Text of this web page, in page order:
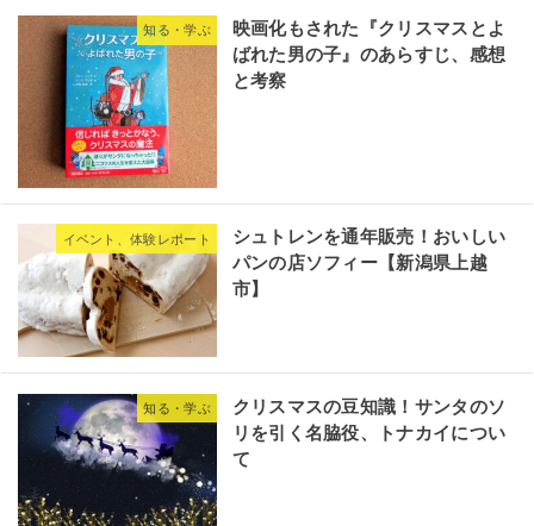
知る・学ぶ
映画化もされた『クリスマスとよ
ばれた男の子』のあらすじ、感想
と考察
イベント、体験レポート
シュトレンを通年販売！おいしい
パンの店ソフィー【新潟県上越
市】
知る・学ぶ
クリスマスの豆知識！サンタのソ
リを引く名脇役、トナカイについ
て